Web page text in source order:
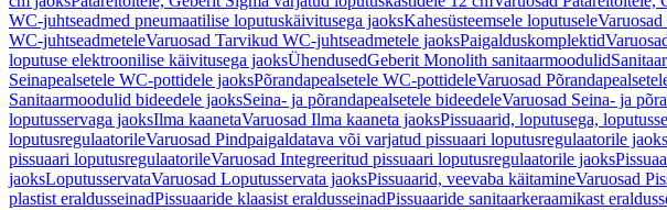
WC-juhtseadmed pneumaatilise loputuskäivitusega jaoksKahesüsteemsele loputusele
WC-juhtseadmeteleVaruosad Tarvikud WC-juhtseadmetele jaoksPaigalduskomplektid
loputuse elektroonilise käivitusega jaoksÜhendusedGeberit Monolith sanitaarmoodulid
Seinapealsetele WC-pottidele jaoksPõrandapealsetele WC-pottideleVaruosad
Sanitaarmoodulid bideedele jaoksSeina- ja põrandapealsetele bideedeleVaruosad Seina- ja
loputusservaga jaoksIlma kaanetaVaruosad Ilma kaaneta jaoksPissuaarid, loputusega,
loputusregulaatorileVaruosad Pindpaigaldatava või varjatud pissuaari loputusregulaatorile jaoks
pissuaari loputusregulaatorileVaruosad Integreeritud pissuaari loputusregulaatorile jaoks
jaoksLoputusservataVaruosad Loputusservata jaoksPissuaarid, veevaba käitamineVaruosad
plastist eraldusseinadPissuaaride klaasist eraldusseinadPissuaaride sanitaarkeraamikast